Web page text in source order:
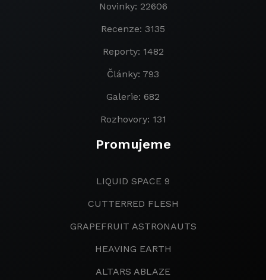
Novinky: 22606
Recenze: 3135
Reporty: 1482
Články: 793
Galerie: 682
Rozhovory: 131
Promujeme
LIQUID SPACE 9
CUTTERRED FLESH
GRAPEFRUIT ASTRONAUTS
HEAVING EARTH
ALTARS ABLAZE